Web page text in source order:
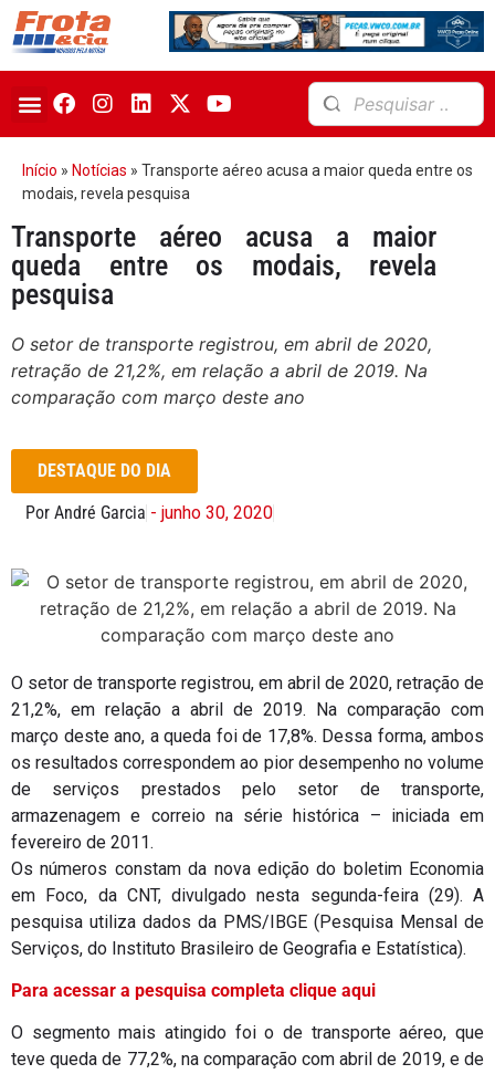
Início » Notícias » Transporte aéreo acusa a maior queda entre os
modais, revela pesquisa
Transporte aéreo acusa a maior
queda entre os modais, revela
pesquisa
O setor de transporte registrou, em abril de 2020,
retração de 21,2%, em relação a abril de 2019. Na
comparação com março deste ano
DESTAQUE DO DIA
Por André Garcia - junho 30, 2020
O setor de transporte registrou, em abril de 2020, retração de
21,2%, em relação a abril de 2019. Na comparação com
março deste ano, a queda foi de 17,8%. Dessa forma, ambos
os resultados correspondem ao pior desempenho no volume
de serviços prestados pelo setor de transporte,
armazenagem e correio na série histórica – iniciada em
fevereiro de 2011.
Os números constam da nova edição do boletim Economia
em Foco, da CNT, divulgado nesta segunda-feira (29). A
pesquisa utiliza dados da PMS/IBGE (Pesquisa Mensal de
Serviços, do Instituto Brasileiro de Geografia e Estatística).
Para acessar a pesquisa completa clique aqui
O segmento mais atingido foi o de transporte aéreo, que
teve queda de 77,2%, na comparação com abril de 2019, e de